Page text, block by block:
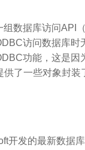
数据库访问API
访问数据库时
功能，这是因
了一些对象封装
开发的最新数据库